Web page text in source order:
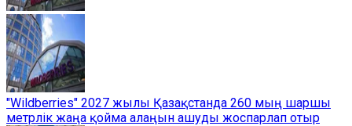
"Wildberries" 2027 жылы Қазақстанда 260 мың шаршы
метрлік жаңа қойма алаңын ашуды жоспарлап отыр